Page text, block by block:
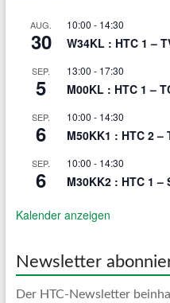
AUG.
30
10:00 - 14:30
W34KL : HTC 1 –
SEP.
5
13:00 - 17:30
M00KL : HTC 1 –
SEP.
6
10:00 - 14:30
M50KK1 : HTC 2
SEP.
6
10:00 - 14:30
M30KK2 : HTC 1 –
Kalender anzeigen
Newsletter
Der HTC-Newsletter